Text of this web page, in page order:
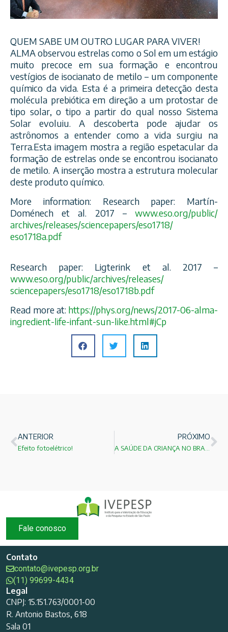
QUEM SABE UM OUTRO LUGAR PARA VIVER!
ALMA observou estrelas como o Sol em um estágio
muito precoce em sua formação e encontrou
vestígios de isocianato de metilo – um componente
químico da vida. Esta é a primeira detecção desta
molécula prebiótica em direção a um protostar de
tipo solar, o tipo a partir do qual nosso Sistema
Solar evoluiu. A descoberta pode ajudar os
astrônomos a entender como a vida surgiu na
Terra.Esta imagem mostra a região espetacular da
formação de estrelas onde se encontrou isocianato
de metilo. A inserção mostra a estrutura molecular
deste produto químico.
More information: Research paper: Martín-
Doménech et al. 2017 – www.eso.org/public/
archives/releases/sciencepapers/eso1718/
eso1718a.pdf
Research paper: Ligterink et al. 2017 –
www.eso.org/public/archives/releases/
sciencepapers/eso1718/eso1718b.pdf
Read more at: https://phys.org/news/2017-06-alma-
ingredient-life-infant-sun-like.html#jCp
ANTERIOR
Efeito fotoelétrico!
PRÓXIMO
Fale conosco
Contato
contato@ivepesp.org.br
(11) 99699-4434
Legal
CNPJ: 15.151.763/0001-00
R. Antonio Bastos, 618
Sala 01